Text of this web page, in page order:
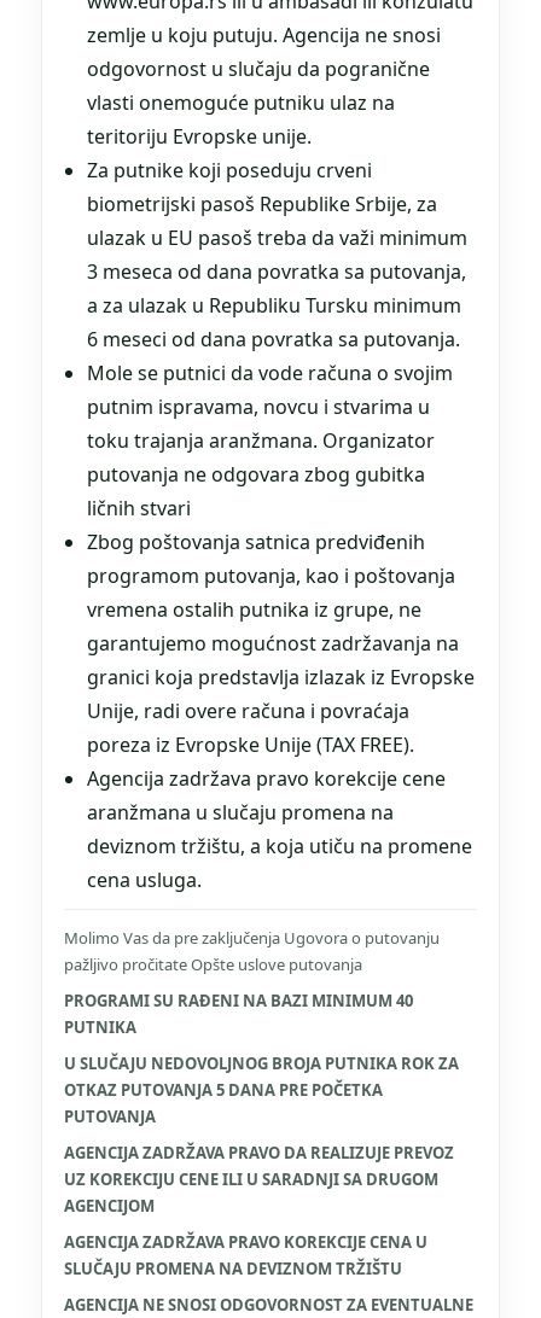
zemlje u koju putuju. Agencija ne snosi
odgovornost u slučaju da pogranične
vlasti onemoguće putniku ulaz na
teritoriju Evropske unije.
Za putnike koji poseduju crveni
biometrijski pasoš Republike Srbije, za
ulazak u EU pasoš treba da važi minimum
3 meseca od dana povratka sa putovanja,
a za ulazak u Republiku Tursku minimum
6 meseci od dana povratka sa putovanja.
Mole se putnici da vode računa o svojim
putnim ispravama, novcu i stvarima u
toku trajanja aranžmana. Organizator
putovanja ne odgovara zbog gubitka
ličnih stvari
Zbog poštovanja satnica predviđenih
programom putovanja, kao i poštovanja
vremena ostalih putnika iz grupe, ne
garantujemo mogućnost zadržavanja na
granici koja predstavlja izlazak iz Evropske
Unije, radi overe računa i povraćaja
poreza iz Evropske Unije (TAX FREE).
Agencija zadržava pravo korekcije cene
aranžmana u slučaju promena na
deviznom tržištu, a koja utiču na promene
cena usluga.
Molimo Vas da pre zaključenja Ugovora o putovanju
pažljivo pročitate Opšte uslove putovanja
PROGRAMI SU RAĐENI NA BAZI MINIMUM 40
PUTNIKA
U SLUČAJU NEDOVOLJNOG BROJA PUTNIKA ROK ZA
OTKAZ PUTOVANJA 5 DANA PRE POČETKA
PUTOVANJA
AGENCIJA ZADRŽAVA PRAVO DA REALIZUJE PREVOZ
UZ KOREKCIJU CENE ILI U SARADNJI SA DRUGOM
AGENCIJOM
AGENCIJA ZADRŽAVA PRAVO KOREKCIJE CENA U
SLUČAJU PROMENA NA DEVIZNOM TRŽIŠTU
AGENCIJA NE SNOSI ODGOVORNOST ZA EVENTUALNE